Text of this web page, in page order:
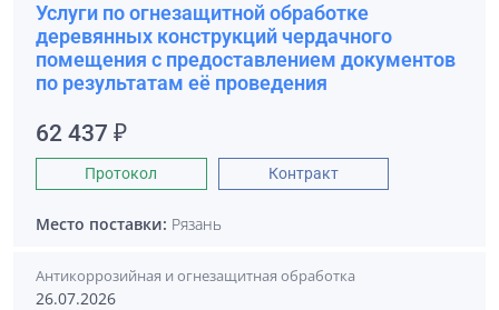
Услуги по огнезащитной обработке
деревянных конструкций чердачного
помещения с предоставлением документов
по результатам её проведения
62 437 ₽
Протокол Контракт
Место поставки: Рязань
Антикоррозийная и огнезащитная обработка
26.07.2026